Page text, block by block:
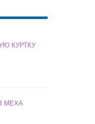
КУРТКУ
МЕХА